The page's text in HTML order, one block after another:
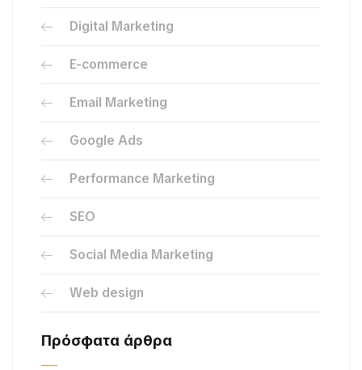
Digital Marketing
E-commerce
Email Marketing
Google Ads
Performance Marketing
SEO
Social Media Marketing
Web design
Πρόσφατα άρθρα